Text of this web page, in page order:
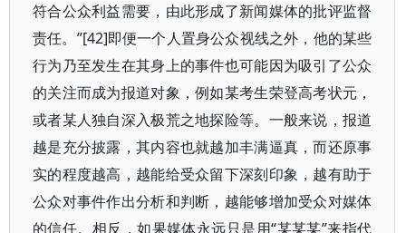
符合公众利益需要，由此形成了新闻媒体的批评监督
责任。”[42]即便一个人置身公众视线之外，他的某些
行为乃至发生在其身上的事件也可能因为吸引了公众
的关注而成为报道对象，例如某考生荣登高考状元，
或者某人独自深入极荒之地探险等。一般来说，报道
越是充分披露，其内容也就越加丰满逼真，而还原事
实的程度越高，越能给受众留下深刻印象，越有助于
公众对事件作出分析和判断，越能够增加受众对媒体
的信任。相反，如果媒体永远只是用“某某某”来指代